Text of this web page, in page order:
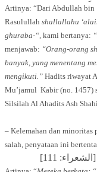
Artinya: “Dari Abdullah bin
Rasulullah shallallahu
ghuraba-“ , kami bertanya:
menjawab: “Orang-orang
banyak, yang menentang
mengikuti.” Hadits riwayat
Mu’jamul Kabir (no. 1457)
Silsilah Al Ahadits Ash
– Kelemahan dan minoritas
salah, penyataan ini
111]